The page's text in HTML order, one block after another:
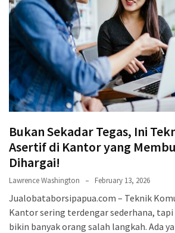
Bukan Sekadar Tegas, Ini
Asertif di Kantor yang
Dihargai!
Lawrence Washington February 13, 2026
Jualobataborsipapua.com – Teknik
Kantor sering terdengar sederhana,
bikin banyak orang salah langkah. Ada